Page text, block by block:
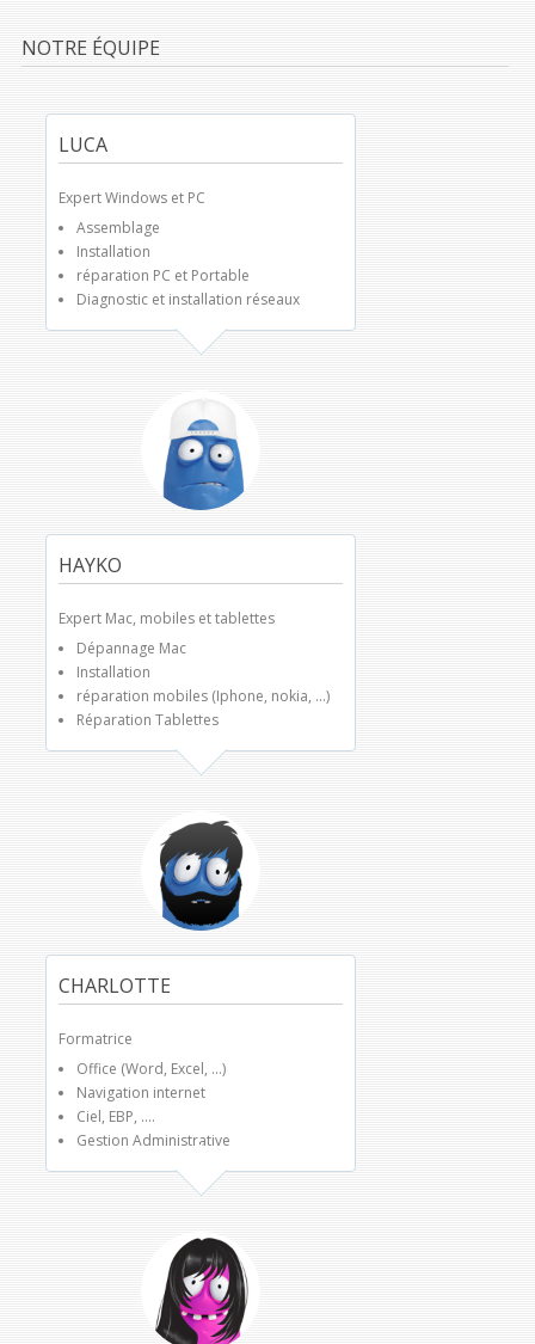
NOTRE ÉQUIPE
LUCA
Expert Windows et PC
Assemblage
Installation
réparation PC et Portable
Diagnostic et installation réseaux
HAYKO
Expert Mac, mobiles et tablettes
Dépannage Mac
Installation
réparation mobiles (Iphone, nokia, ...)
Réparation Tablettes
CHARLOTTE
Formatrice
Office (Word, Excel, ...)
Navigation internet
Ciel, EBP, ....
Gestion Administrative